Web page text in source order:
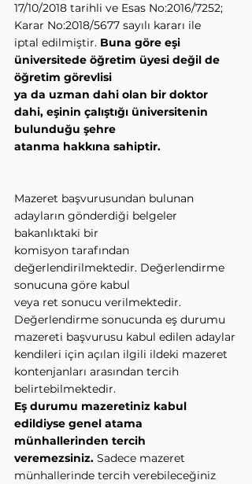
17/10/2018 tarihli ve Esas No:2016/7252;
Karar No:2018/5677 sayılı kararı ile
iptal edilmiştir. Buna göre eşi
üniversitede öğretim üyesi değil de
öğretim görevlisi
ya da uzman dahi olan bir doktor
dahi, eşinin çalıştığı üniversitenin
bulunduğu şehre
atanma hakkına sahiptir.
Mazeret başvurusundan bulunan
adayların gönderdiği belgeler
bakanlıktaki bir
komisyon tarafından
değerlendirilmektedir. Değerlendirme
sonucuna göre kabul
veya ret sonucu verilmektedir.
Değerlendirme sonucunda eş durumu
mazereti başvurusu kabul edilen adaylar
kendileri için açılan ilgili ildeki mazeret
kontenjanları arasından tercih
belirtebilmektedir.
Eş durumu mazeretiniz kabul
edildiyse genel atama
münhallerinden tercih
veremezsiniz. Sadece mazeret
münhallerinde tercih verebileceğiniz